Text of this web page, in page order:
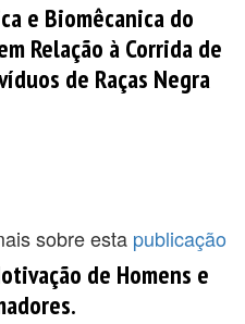
e Biomêcanica do
Relação à Corrida de
de Raças Negra
sobre esta publicação
de Homens e